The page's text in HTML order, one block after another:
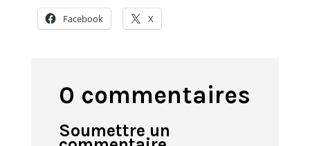
Facebook X
0 commentaires
Soumettre un